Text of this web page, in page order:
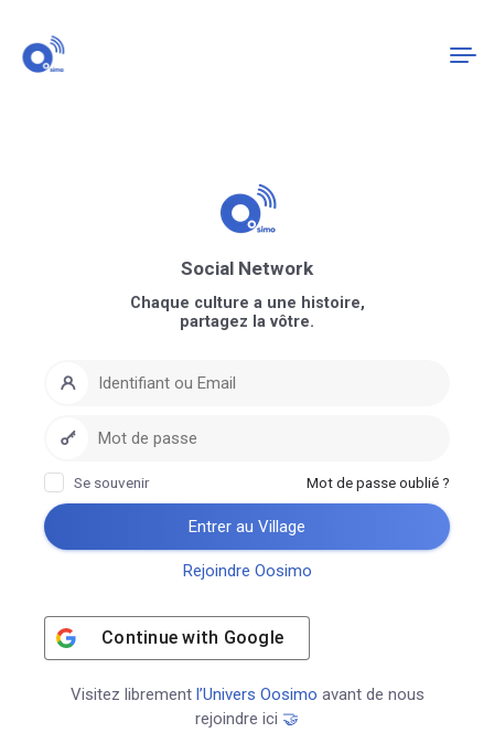
Social Network
Chaque culture a une histoire,
partagez la vôtre.
Se souvenir Mot de passe oublié ?
Entrer au Village
Rejoindre Oosimo
Continue with Google
Visitez librement l’Univers Oosimo avant de nous
rejoindre ici 🤝